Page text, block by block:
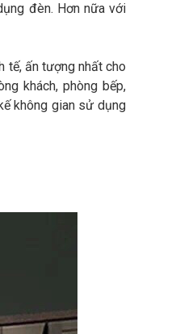
đèn. Hơn nữa với
tế, ấn tượng nhất cho
khách, phòng bếp,
không gian sử dụng